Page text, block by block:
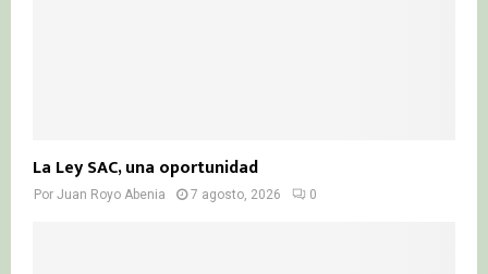
La Ley SAC, una oportunidad
Por Juan Royo Abenia 7 agosto, 2026 0